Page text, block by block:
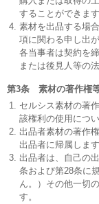
することができます
素材を出品する場
項に関わる申し出
各当事者は契約を
または後見人等の
第3条 素材の著作権
セルシス素材の著
該権利の使用につ
出品者素材の著作
出品者に帰属します
出品者は、自己の
条および第28条に
ん。）その他一切
す。